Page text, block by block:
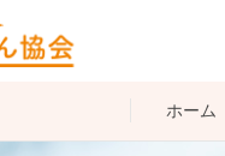
ホーム